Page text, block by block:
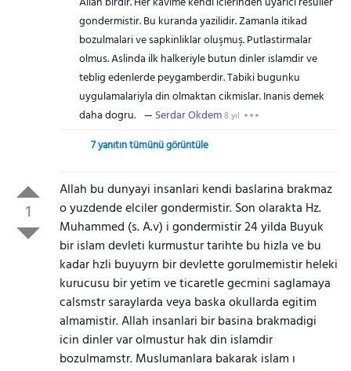
gondermistir. Bu kuranda yazilidir. Zamanla itikad
bozulmalari ve sapkinliklar oluşmuş. Putlastirmalar
olmus. Aslinda ilk halkeriyle butun dinler islamdir ve
teblig edenlerde peygamberdir. Tabiki bugunku
uygulamalariyla din olmaktan cikmislar. Inanis demek
daha dogru.
Serdar Okdem8 yıl
7 yanıtın tümünü görüntüle
1
Allah bu dunyayi insanlari kendi baslarina brakmaz
o yuzdende elciler gondermistir. Son olarakta Hz.
Muhammed (s. A.v) i gondermistir 24 yilda Buyuk
bir islam devleti kurmustur tarihte bu hizla ve bu
kadar hzli buyuyrn bir devlette gorulmemistir heleki
kurucusu bir yetim ve ticaretle gecmini saglamaya
calsmstr saraylarda veya baska okullarda egitim
almamistir. Allah insanlari bir basina brakmadigi
icin dinler var olmustur hak din islamdir
bozulmamstr. Muslumanlara bakarak islam ı